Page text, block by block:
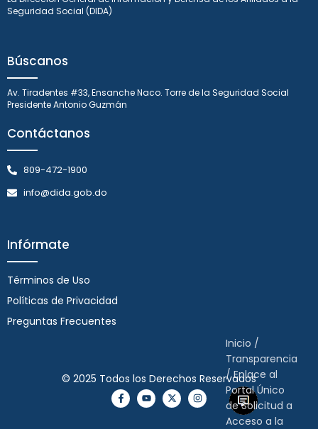
Seguridad Social (DIDA)
Búscanos
Av. Tiradentes #33, Ensanche Naco. Torre de la Seguridad Social
Presidente Antonio Guzmán
Contáctanos
809-472-1900
info@dida.gob.do
Infórmate
Términos de Uso
Políticas de Privacidad
Preguntas Frecuentes
© 2025 Todos los Derechos Reservados
Inicio /
Transparencia
/ Enlace al
Portal Único
de Solicitud a
Acceso a la